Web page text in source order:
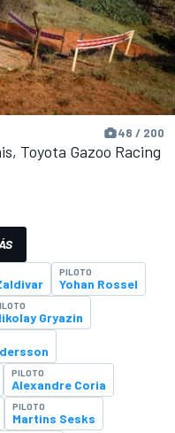
48 / 200
Toyota Gazoo Racing
PILOTO
Yohan Rossel
Gryazin
PILOTO
Alexandre Coria
PILOTO
Martins Sesks